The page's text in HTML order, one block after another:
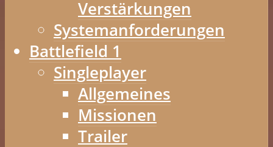
Verstärkungen
Systemanforderungen
Battlefield 1
Singleplayer
Allgemeines
Missionen
Trailer